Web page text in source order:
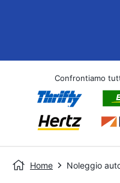
Confrontiamo
Home Noleggio